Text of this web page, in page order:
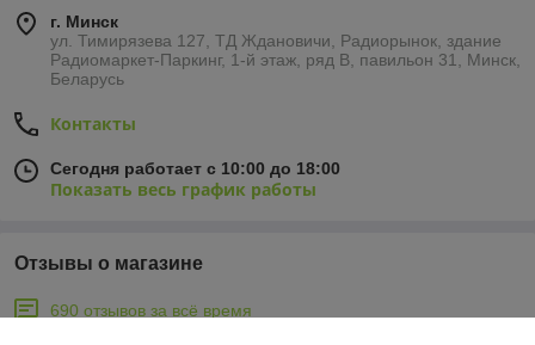
г. Минск
ул. Тимирязева 127, ТД Ждановичи, Радиорынок, здание
Радиомаркет-Паркинг, 1-й этаж, ряд В, павильон 31, Минск,
Беларусь
Контакты
Сегодня работает с 10:00 до 18:00
Показать весь график работы
Отзывы о магазине
690 отзывов за всё время